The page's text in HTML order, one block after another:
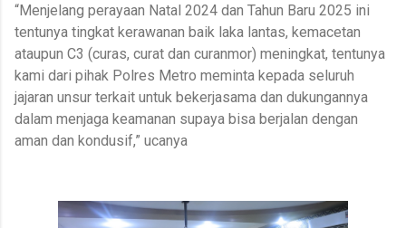
“Menjelang perayaan Natal 2024 dan Tahun Baru 2025 ini
tentunya tingkat kerawanan baik laka lantas, kemacetan
ataupun C3 (curas, curat dan curanmor) meningkat, tentunya
kami dari pihak Polres Metro meminta kepada seluruh
jajaran unsur terkait untuk bekerjasama dan dukungannya
dalam menjaga keamanan supaya bisa berjalan dengan
aman dan kondusif,” ucanya